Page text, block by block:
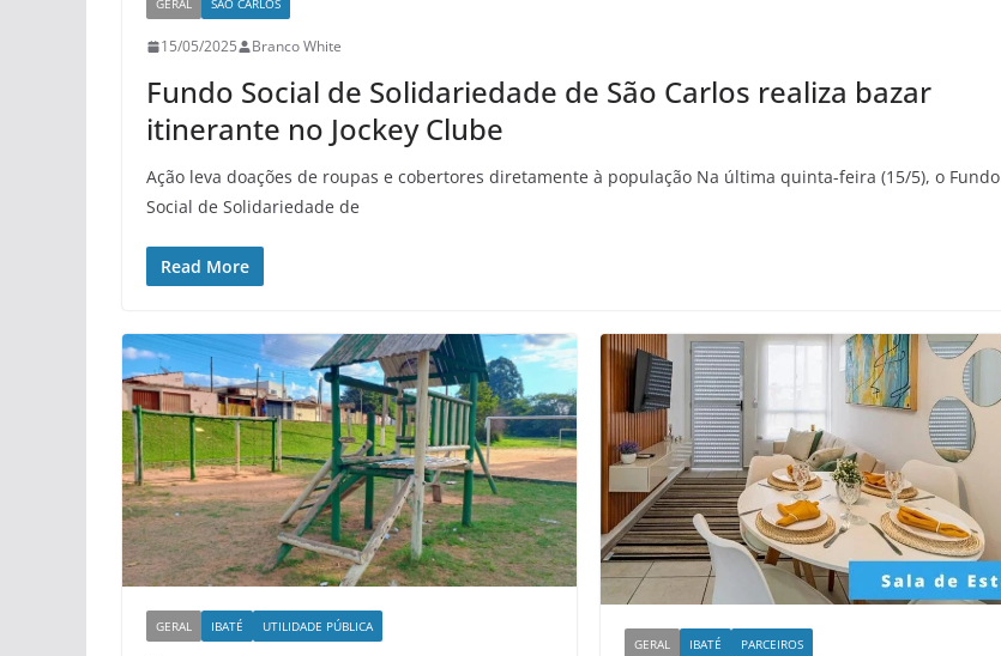
GERAL SÃO CARLOS
15/05/2025 Branco White
Fundo Social de Solidariedade de São Carlos realiza bazar
itinerante no Jockey Clube
Ação leva doações de roupas e cobertores diretamente à população Na última quinta-feira (15/5), o Fundo
Social de Solidariedade de
Read More
GERAL IBATÉ UTILIDADE PÚBLICA
GERAL IBATÉ PARCEIROS